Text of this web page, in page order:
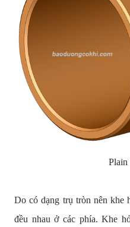
Plain
Do có dạng trụ tròn nên khe
đều nhau ở các phía. Khe